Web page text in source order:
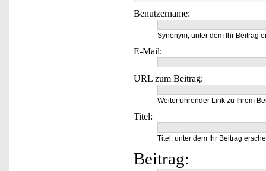
Benutzername:
Synonym, unter dem Ihr Beitrag
E-Mail:
URL zum Beitrag:
Weiterführender Link zu Ihrem
Titel:
Titel, unter dem Ihr Beitrag
Beitrag: